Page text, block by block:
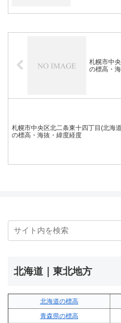
札幌市中
の標高・
札幌市中央区北二条東十四丁目(北海
の標高・海抜・緯度経度
北海道｜東北地方
北海道の標高
青森県の標高